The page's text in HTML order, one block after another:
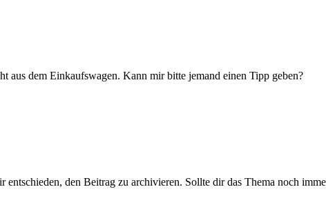
aus dem Einkaufswagen. Kann mir bitte jemand einen Tipp geben?
den Beitrag zu archivieren. Sollte dir das Thema noch